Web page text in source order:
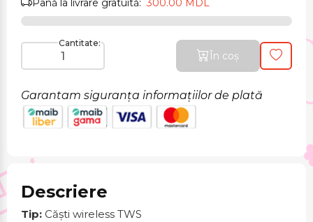
Până la livrare gratuită:300.00 MDL
Cantitate:
În coș
Garantam siguranța informațiilor de plată
Descriere
Tip: Căști wireless TWS